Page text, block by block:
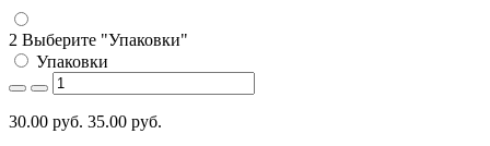
2 Выберите "Упаковки"
Упаковки
30.00 руб. 35.00 руб.